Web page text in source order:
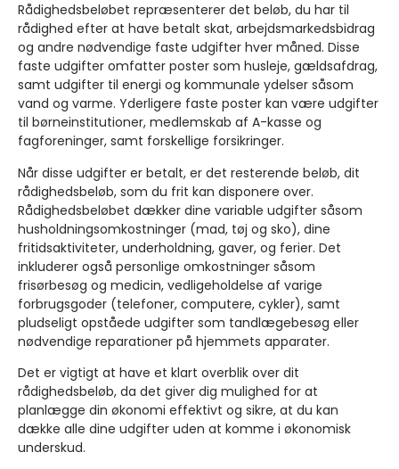
Rådighedsbeløbet repræsenterer det beløb, du har til
rådighed efter at have betalt skat, arbejdsmarkedsbidrag
og andre nødvendige faste udgifter hver måned. Disse
faste udgifter omfatter poster som husleje, gældsafdrag,
samt udgifter til energi og kommunale ydelser såsom
vand og varme. Yderligere faste poster kan være udgifter
til børneinstitutioner, medlemskab af A-kasse og
fagforeninger, samt forskellige forsikringer.
Når disse udgifter er betalt, er det resterende beløb, dit
rådighedsbeløb, som du frit kan disponere over.
Rådighedsbeløbet dækker dine variable udgifter såsom
husholdningsomkostninger (mad, tøj og sko), dine
fritidsaktiviteter, underholdning, gaver, og ferier. Det
inkluderer også personlige omkostninger såsom
frisørbesøg og medicin, vedligeholdelse af varige
forbrugsgoder (telefoner, computere, cykler), samt
pludseligt opståede udgifter som tandlægebesøg eller
nødvendige reparationer på hjemmets apparater.
Det er vigtigt at have et klart overblik over dit
rådighedsbeløb, da det giver dig mulighed for at
planlægge din økonomi effektivt og sikre, at du kan
dække alle dine udgifter uden at komme i økonomisk
underskud.